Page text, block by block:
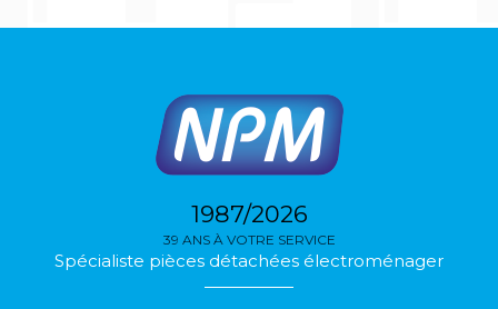
1987/2026
39 ANS À VOTRE SERVICE
Spécialiste pièces détachées électroménager